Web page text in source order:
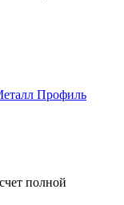
Профиль
полной